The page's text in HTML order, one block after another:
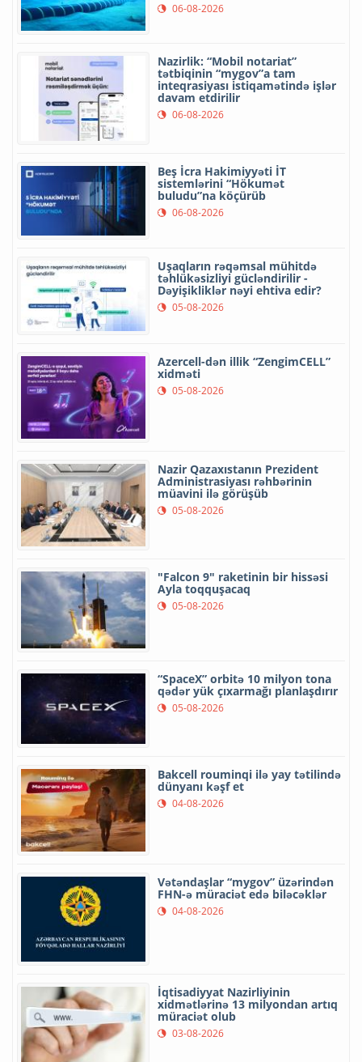
06-08-2026
Nazirlik: “Mobil notariat”
tətbiqinin “mygov”a tam
inteqrasiyası istiqamətində işlər
davam etdirilir
06-08-2026
Beş İcra Hakimiyyəti İT
sistemlərini “Hökumət
buludu”na köçürüb
06-08-2026
Uşaqların rəqəmsal mühitdə
təhlükəsizliyi gücləndirilir -
Dəyişikliklər nəyi ehtiva edir?
05-08-2026
Azercell-dən illik “ZengimCELL”
xidməti
05-08-2026
Nazir Qazaxıstanın Prezident
Administrasiyası rəhbərinin
müavini ilə görüşüb
05-08-2026
"Falcon 9" raketinin bir hissəsi
Ayla toqquşacaq
05-08-2026
“SpaceX” orbitə 10 milyon tona
qədər yük çıxarmağı planlaşdırır
05-08-2026
Bakcell rouminqi ilə yay tətilində
dünyanı kəşf et
04-08-2026
Vətəndaşlar “mygov” üzərindən
FHN-ə müraciət edə biləcəklər
04-08-2026
İqtisadiyyat Nazirliyinin
xidmətlərinə 13 milyondan artıq
müraciət olub
03-08-2026